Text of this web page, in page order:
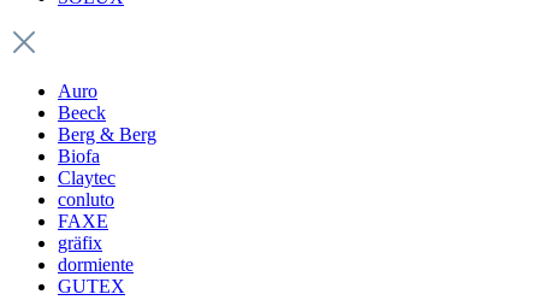
Auro
Beeck
Berg & Berg
Biofa
Claytec
conluto
FAXE
gräfix
dormiente
GUTEX